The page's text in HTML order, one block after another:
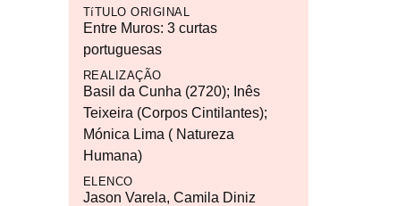
TíTULO ORIGINAL
Entre Muros: 3 curtas
portuguesas
REALIZAÇÃO
Basil da Cunha (2720); Inês
Teixeira (Corpos Cintilantes);
Mónica Lima ( Natureza
Humana)
ELENCO
Jason Varela, Camila Diniz